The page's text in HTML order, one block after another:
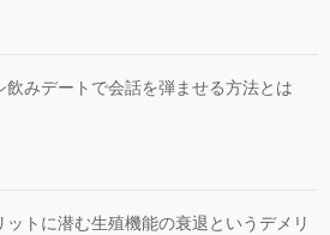
飲みデートで会話を弾ませる方法とは
ットに潜む生殖機能の衰退というデメリ